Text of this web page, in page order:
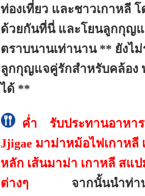
ท่องเที่ยว และชาวเกาหลี
ด้วยกันที่นี่ และโยนลูกกุญ
ตราบนานเท่านาน ** ยัง
ลูกกุญแจคู่รักสำหรับคล้อง
ได้ **
ค่ำ รับประทานอาหาร
Jjigae มาม่าหม้อไฟเกา
หลัก เส้นมาม่า เกาหลี สแ
ต่างๆ
จากนั้นนำท่าน